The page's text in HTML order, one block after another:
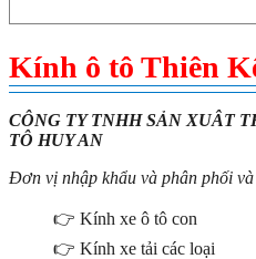
Kính ô tô Thiên
CÔNG TY TNHH SẢN XUÂT
TÔ HUY AN
Đơn vị nhập khẩu và phân phối
👉 Kính xe ô tô con
👉 Kính xe tải các loại